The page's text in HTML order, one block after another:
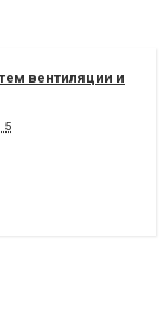
вентиляции и
5